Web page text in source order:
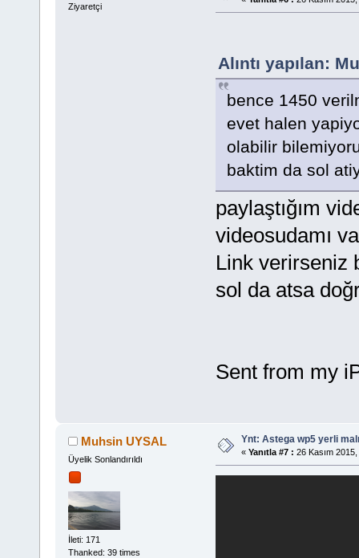
Ziyaretçi
Alıntı yapılan:
bence 1450
evet halen
olabilir
baktim da sol
paylaştığım
videosudamı
Link verirseniz
sol da atsa
Sent from my
Muhsin UYSAL
Üyelik Sonlandırıldı
İleti: 171
Thanked: 39 times
Ynt: Astega wp5 yerli
« Yanıtla #7 : 26 Kasım